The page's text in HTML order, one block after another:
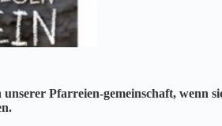
Pfarreien-gemeinschaft, wenn